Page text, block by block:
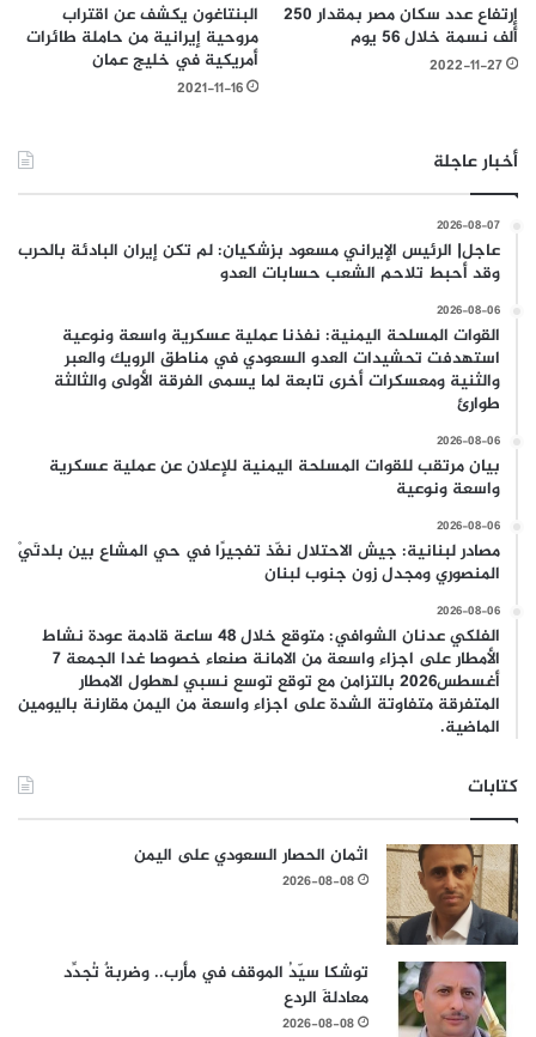
إرتفاع عدد سكان مصر بمقدار 250
ألف نسمة خلال 56 يوم
2022-11-27
البنتاغون يكشف عن اقتراب
مروحية إيرانية من حاملة طائرات
أمريكية في خليج عمان
2021-11-16
أخبار عاجلة
2026-08-07
عاجل| الرئيس الإيراني مسعود بزشكيان: لم تكن إيران البادئة بالحرب
وقد أحبط تلاحم الشعب حسابات العدو
2026-08-06
القوات المسلحة اليمنية: نفذنا عملية عسكرية واسعة ونوعية
استهدفت تحشيدات العدو السعودي في مناطق الرويك والعبر
والثنية ومعسكرات أخرى تابعة لما يسمى الفرقة الأولى والثالثة
طوارئ
2026-08-06
بيان مرتقب للقوات المسلحة اليمنية للإعلان عن عملية عسكرية
واسعة ونوعية
2026-08-06
مصادر لبنانية: جيش الاحتلال نفّذ تفجيرًا في حي المشاع بين بلدتَيْ
المنصوري ومجدل زون جنوب لبنان
2026-08-06
الفلكي عدنان الشوافي: متوقع خلال 48 ساعة قادمة عودة نشاط
الأمطار على اجزاء واسعة من الامانة صنعاء خصوصا غدا الجمعة 7
أغسطس2026 بالتزامن مع توقع توسع نسبي لهطول الامطار
المتفرقة متفاوتة الشدة على اجزاء واسعة من اليمن مقارنة باليومين
الماضية.
كتابات
اثمان الحصار السعودي على اليمن
2026-08-08
توشكا سيّدُ الموقف في مأرب.. وضربةٌ تُجدِّد
معادلةَ الردع
2026-08-08